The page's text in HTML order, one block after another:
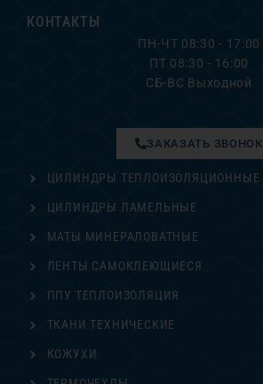
КОНТАКТЫ
ПН-ЧТ 08:30 - 17:00
ПТ 08:30 - 16:00
СБ-ВС Выходной
ЦИЛИНДРЫ ТЕПЛОИЗОЛЯЦИОННЫЕ
ЦИЛИНДРЫ ЛАМЕЛЬНЫЕ
МАТЫ МИНЕРАЛОВАТНЫЕ
ЛЕНТЫ САМОКЛЕЮЩИЕСЯ
ППУ ТЕПЛОИЗОЛЯЦИЯ
ТКАНИ ТЕХНИЧЕСКИЕ
ЗАКАЗАТЬ ЗВОНОК
КОЖУХИ